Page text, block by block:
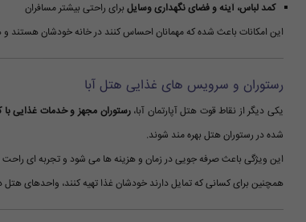
کمد لباس، آینه و فضای نگهداری وسایل برای راحتی بیشتر مسافران
این امکانات باعث شده که مهمانان احساس کنند در خانه خودشان هستند و
رستوران و سرویس های غذایی هتل آبا
یکی دیگر از نقاط قوت هتل آپارتمان آبا،رستوران مجهز و خدمات غذایی با
شده در رستوران هتل بهره مند شوند.
این ویژگی باعث صرفه جویی در زمان و هزینه ها می شود و تجربه ای راحت و
همچنین برای کسانی که تمایل دارند خودشان غذا تهیه کنند، واحدهای هتل